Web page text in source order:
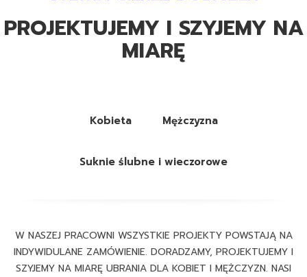
PROJEKTUJEMY I SZYJEMY NA
MIARĘ
Kobieta Mężczyzna
Suknie ślubne i wieczorowe
W NASZEJ PRACOWNI WSZYSTKIE PROJEKTY POWSTAJĄ NA
INDYWIDULANE ZAMÓWIENIE. DORADZAMY, PROJEKTUJEMY I
SZYJEMY NA MIARĘ UBRANIA DLA KOBIET I MĘŻCZYZN. NASI